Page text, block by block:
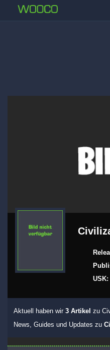
USK:
Aktuell haben wir 3 Artikel zu
News, Guides und Updates zu